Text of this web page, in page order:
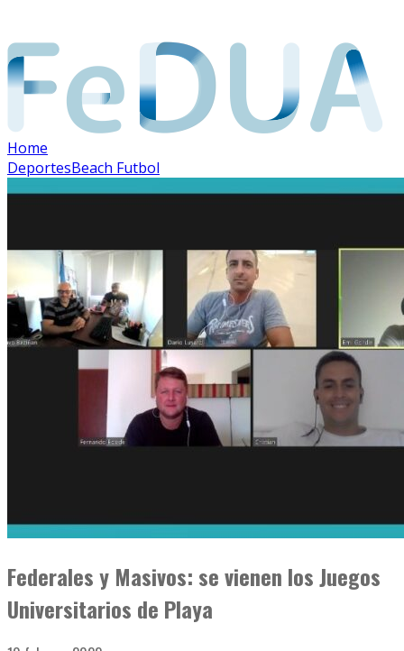
Home
DeportesBeach Futbol
Federales y Masivos: se vienen los Juegos
Universitarios de Playa